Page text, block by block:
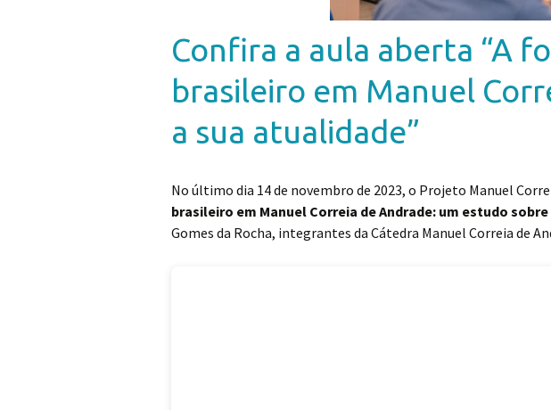
Confira a aula aberta “A
brasileiro em Manuel
a sua atualidade”
No último dia 14 de novembro de 2023, o Projeto Manuel
brasileiro em Manuel Correia de Andrade: um estudo
Gomes da Rocha, integrantes da Cátedra Manuel Correia de